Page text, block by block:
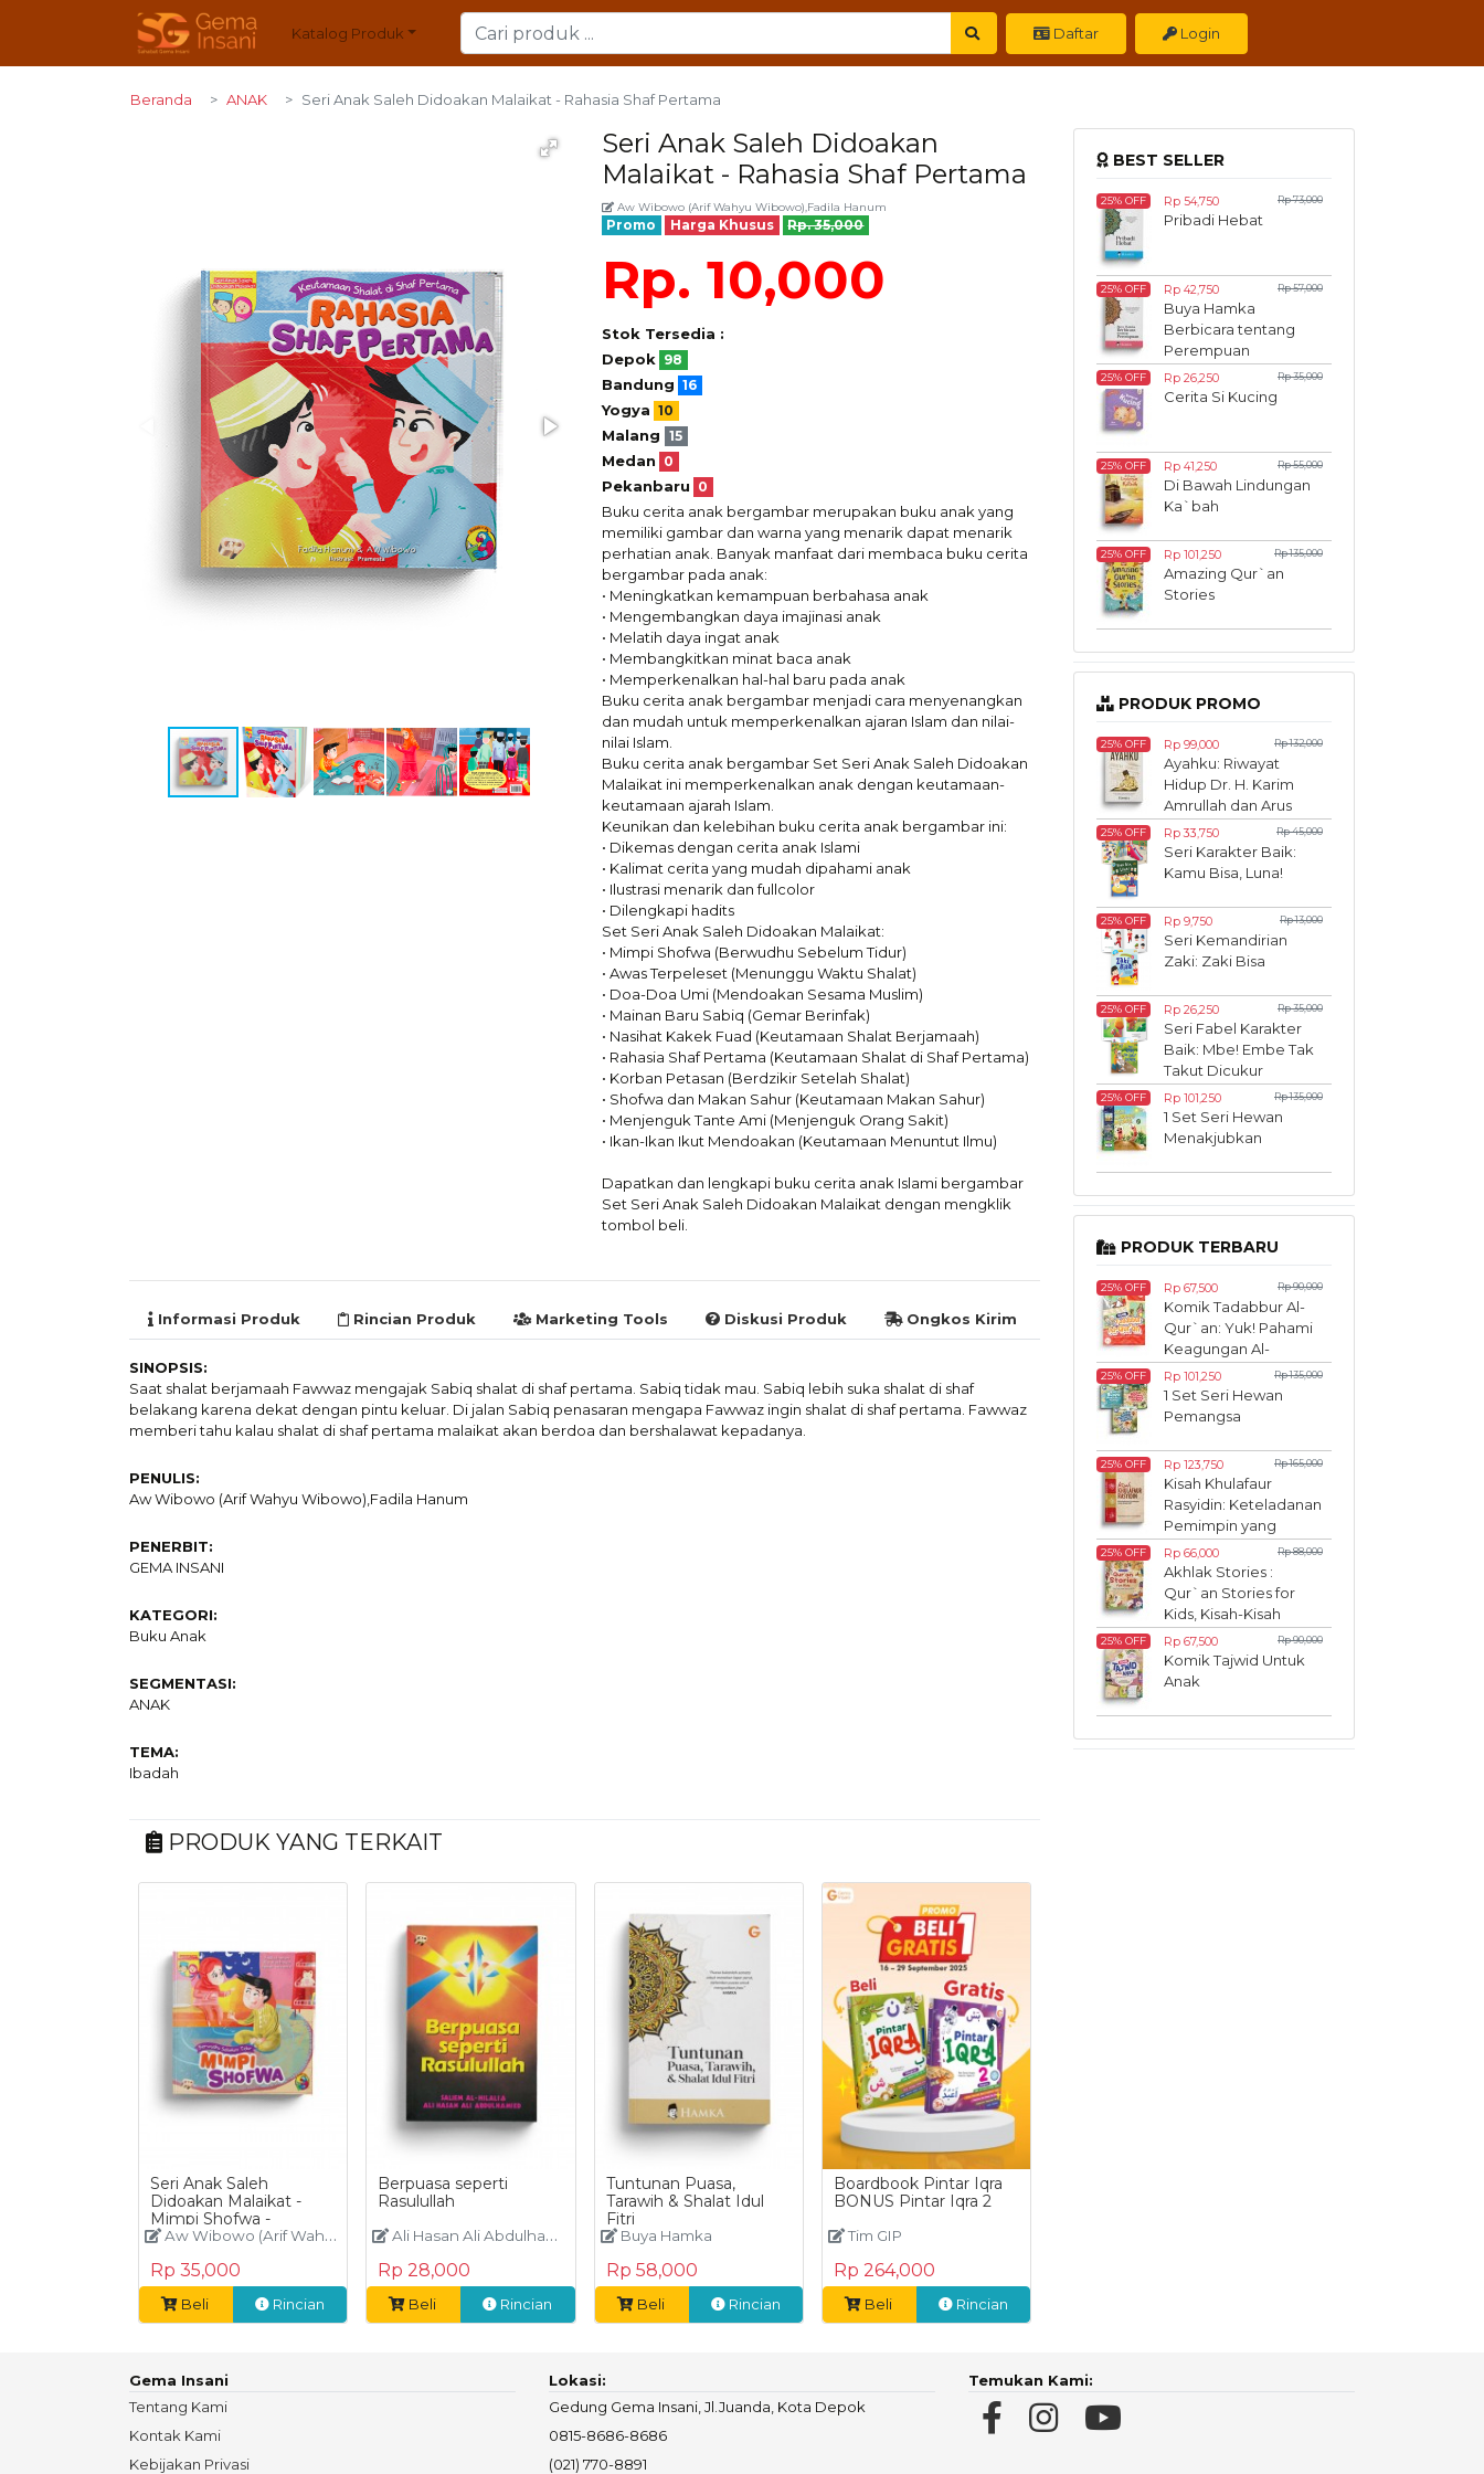
Katalog Produk Daftar Login
Beranda ANAK Seri Anak Saleh Didoakan Malaikat - Rahasia Shaf Pertama
Seri Anak Saleh Didoakan
Malaikat - Rahasia Shaf Pertama
Aw Wibowo (Arif Wahyu Wibowo),Fadila Hanum
Promo Harga Khusus Rp. 35,000
Rp. 10,000
Stok Tersedia :
Depok 98
Bandung 16
Yogya 10
Malang 15
Medan 0
Pekanbaru 0
Buku cerita anak bergambar merupakan buku anak yang
memiliki gambar dan warna yang menarik dapat menarik
perhatian anak. Banyak manfaat dari membaca buku cerita
bergambar pada anak:
• Meningkatkan kemampuan berbahasa anak
• Mengembangkan daya imajinasi anak
• Melatih daya ingat anak
• Membangkitkan minat baca anak
• Memperkenalkan hal-hal baru pada anak
Buku cerita anak bergambar menjadi cara menyenangkan
dan mudah untuk memperkenalkan ajaran Islam dan nilai-
nilai Islam.
Buku cerita anak bergambar Set Seri Anak Saleh Didoakan
Malaikat ini memperkenalkan anak dengan keutamaan-
keutamaan ajarah Islam.
Keunikan dan kelebihan buku cerita anak bergambar ini:
• Dikemas dengan cerita anak Islami
• Kalimat cerita yang mudah dipahami anak
• Ilustrasi menarik dan fullcolor
• Dilengkapi hadits
Set Seri Anak Saleh Didoakan Malaikat:
• Mimpi Shofwa (Berwudhu Sebelum Tidur)
• Awas Terpeleset (Menunggu Waktu Shalat)
• Doa-Doa Umi (Mendoakan Sesama Muslim)
• Mainan Baru Sabiq (Gemar Berinfak)
• Nasihat Kakek Fuad (Keutamaan Shalat Berjamaah)
• Rahasia Shaf Pertama (Keutamaan Shalat di Shaf Pertama)
• Korban Petasan (Berdzikir Setelah Shalat)
• Shofwa dan Makan Sahur (Keutamaan Makan Sahur)
• Menjenguk Tante Ami (Menjenguk Orang Sakit)
• Ikan-Ikan Ikut Mendoakan (Keutamaan Menuntut Ilmu)
Dapatkan dan lengkapi buku cerita anak Islami bergambar
Set Seri Anak Saleh Didoakan Malaikat dengan mengklik
tombol beli.
Informasi Produk Rincian Produk Marketing Tools Diskusi Produk Ongkos Kirim
SINOPSIS:
Saat shalat berjamaah Fawwaz mengajak Sabiq shalat di shaf pertama. Sabiq tidak mau. Sabiq lebih suka shalat di shaf
belakang karena dekat dengan pintu keluar. Di jalan Sabiq penasaran mengapa Fawwaz ingin shalat di shaf pertama. Fawwaz
memberi tahu kalau shalat di shaf pertama malaikat akan berdoa dan bershalawat kepadanya.
PENULIS:
Aw Wibowo (Arif Wahyu Wibowo),Fadila Hanum
PENERBIT:
GEMA INSANI
KATEGORI:
Buku Anak
SEGMENTASI:
ANAK
TEMA:
Ibadah
PRODUK YANG TERKAIT
Seri Anak Saleh
Didoakan Malaikat -
Mimpi Shofwa -
Berwudhu sebelum
Aw Wibowo (Arif Wahyu Wibowo),Fadila Hanum
Rp 35,000
Beli Rincian
Berpuasa seperti
Rasulullah
Ali Hasan Ali Abdulhamied
Rp 28,000
Beli Rincian
Tuntunan Puasa,
Tarawih & Shalat Idul
Fitri
Buya Hamka
Rp 58,000
Beli Rincian
Boardbook Pintar Iqra
BONUS Pintar Iqra 2
Tim GIP
Rp 264,000
Beli Rincian
BEST SELLER
25% OFF Rp 54,750 Rp 73,000
Pribadi Hebat
25% OFF Rp 42,750 Rp 57,000
Buya Hamka
Berbicara tentang
Perempuan
25% OFF Rp 26,250 Rp 35,000
Cerita Si Kucing
25% OFF Rp 41,250 Rp 55,000
Di Bawah Lindungan
Ka`bah
25% OFF Rp 101,250 Rp 135,000
Amazing Qur`an
Stories
PRODUK PROMO
25% OFF Rp 99,000 Rp 132,000
Ayahku: Riwayat
Hidup Dr. H. Karim
Amrullah dan Arus
Pembaharuan Islam
di Sumatera
25% OFF Rp 33,750 Rp 45,000
Seri Karakter Baik:
Kamu Bisa, Luna!
25% OFF Rp 9,750 Rp 13,000
Seri Kemandirian
Zaki: Zaki Bisa
25% OFF Rp 26,250 Rp 35,000
Seri Fabel Karakter
Baik: Mbe! Embe Tak
Takut Dicukur
25% OFF Rp 101,250 Rp 135,000
1 Set Seri Hewan
Menakjubkan
PRODUK TERBARU
25% OFF Rp 67,500 Rp 90,000
Komik Tadabbur Al-
Qur`an: Yuk! Pahami
Keagungan Al-
Qur`an Sedari Kecil
25% OFF Rp 101,250 Rp 135,000
1 Set Seri Hewan
Pemangsa
25% OFF Rp 123,750 Rp 165,000
Kisah Khulafaur
Rasyidin: Keteladanan
Pemimpin yang
Inspiratif
25% OFF Rp 66,000 Rp 88,000
Akhlak Stories :
Qur`an Stories for
Kids, Kisah-Kisah
Akhlak dalam Al-
Qur`an
25% OFF Rp 67,500 Rp 90,000
Komik Tajwid Untuk
Anak
Gema Insani
Tentang Kami
Kontak Kami
Kebijakan Privasi
Lokasi:
Gedung Gema Insani, Jl.Juanda, Kota Depok
0815-8686-8686
(021) 770-8891
Temukan Kami: